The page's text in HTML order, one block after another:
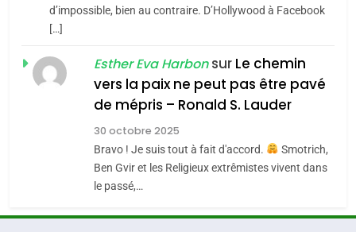
Accords d’Isaac:
l’alliance pourrait
s’étendre à 13 pays
d’Amérique latine
ISRAÉL JUDAISME
2025, l’année la plus
meurtrière selon le
d’impossible, bien au contraire. D’Hollywood à Facebook
[…]
Esther Eva Harbonsur Le chemin
vers la paix ne peut pas être pavé
de mépris – Ronald S. Lauder
30 octobre 2025
Bravo ! Je suis tout à fait d'accord.
Smotrich,
Ben Gvir et les Religieux extrêmistes vivent dans
le passé,…
CE QUI NOUS MANQUE –
JUDAISME
Maroc : Les amandes de
Tafraout, le miel de Tadla
Azilal consacrés produits
du terroir
DAFINA MAROC
Oeil ravageur – Vanessa De